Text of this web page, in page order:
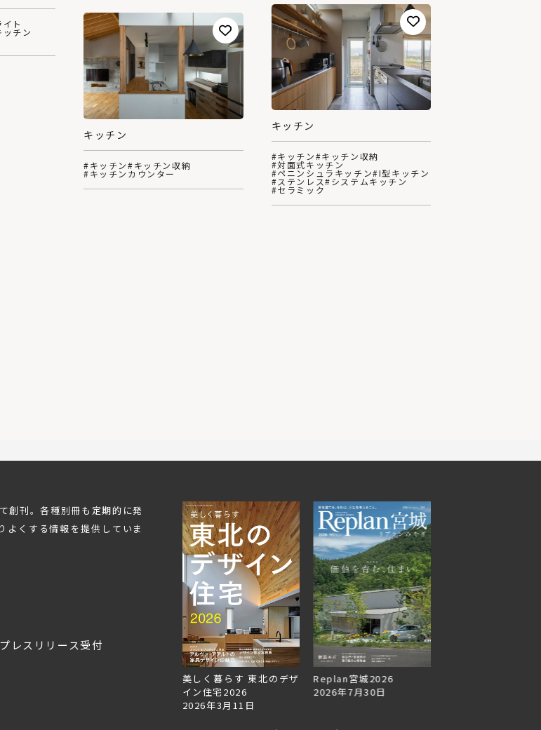
ト
チン
キッチン
#キッチン#キッチン収納
#対面式キッチン
#ペニンシュラキッチン#I型キッチン
#ステンレス#システムキッチン
#セラミック
キッチン
#キッチン#キッチン収納
#キッチンカウンター
創刊。各種別冊も定期的に発
よくする情報を提供していま
プレスリリース受付
美しく暮らす 東北のデザ
イン住宅2026
2026年3月11日
Replan宮城2026
2026年7月30日